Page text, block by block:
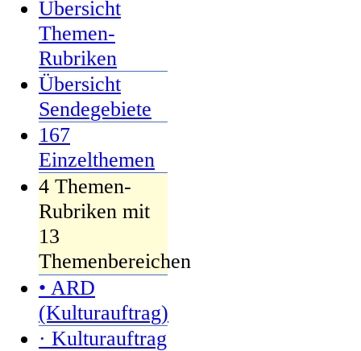
Übersicht
Themen-
Rubriken
Übersicht
Sendegebiete
167
Einzelthemen
4 Themen-
Rubriken mit
13
Themenbereichen
• ARD
(Kulturauftrag)
· Kulturauftrag